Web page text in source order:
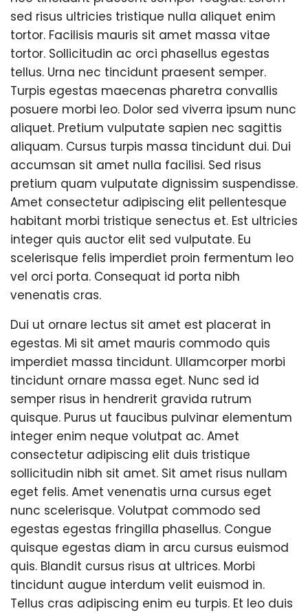
sed risus ultricies tristique nulla aliquet enim
tortor. Facilisis mauris sit amet massa vitae
tortor. Sollicitudin ac orci phasellus egestas
tellus. Urna nec tincidunt praesent semper.
Turpis egestas maecenas pharetra convallis
posuere morbi leo. Dolor sed viverra ipsum nunc
aliquet. Pretium vulputate sapien nec sagittis
aliquam. Cursus turpis massa tincidunt dui. Dui
accumsan sit amet nulla facilisi. Sed risus
pretium quam vulputate dignissim suspendisse.
Amet consectetur adipiscing elit pellentesque
habitant morbi tristique senectus et. Est ultricies
integer quis auctor elit sed vulputate. Eu
scelerisque felis imperdiet proin fermentum leo
vel orci porta. Consequat id porta nibh
venenatis cras.
Dui ut ornare lectus sit amet est placerat in
egestas. Mi sit amet mauris commodo quis
imperdiet massa tincidunt. Ullamcorper morbi
tincidunt ornare massa eget. Nunc sed id
semper risus in hendrerit gravida rutrum
quisque. Purus ut faucibus pulvinar elementum
integer enim neque volutpat ac. Amet
consectetur adipiscing elit duis tristique
sollicitudin nibh sit amet. Sit amet risus nullam
eget felis. Amet venenatis urna cursus eget
nunc scelerisque. Volutpat commodo sed
egestas egestas fringilla phasellus. Congue
quisque egestas diam in arcu cursus euismod
quis. Blandit cursus risus at ultrices. Morbi
tincidunt augue interdum velit euismod in.
Tellus cras adipiscing enim eu turpis. Et leo duis